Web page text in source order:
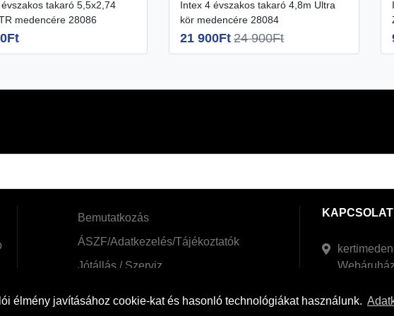
élmény javításához cookie-kat és hasonló technológiákat használunk.
medencére 28086
Intex 4 évszakos takaró 4,8m Ultra
kör medencére 28084
21 900Ft 24 900Ft
Intex önjáró medence tisztító robot
Bemutatkozás
ÁSZF/Adatkezelés/Tájékoztatók
Jótállás / Szerviz
KAPCSOLAT
Webáruház